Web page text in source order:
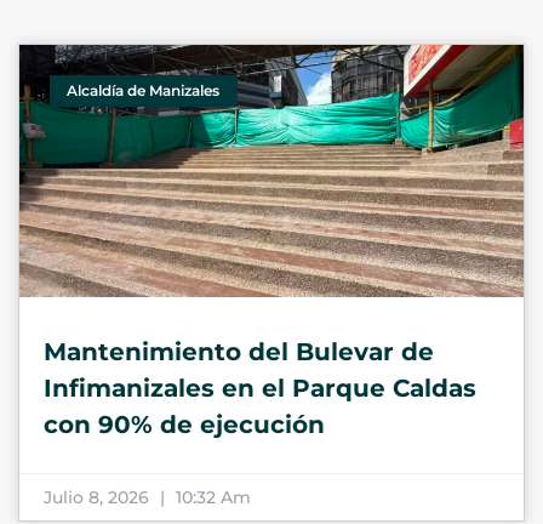
Alcaldía de Manizales
Mantenimiento del Bulevar de
Infimanizales en el Parque Caldas
con 90% de ejecución
Julio 8, 2026 10:32 Am